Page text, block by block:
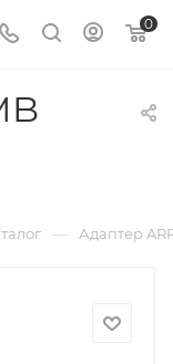
0
— Адаптер